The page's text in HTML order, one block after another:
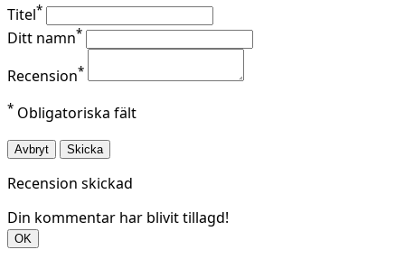
Titel*
Ditt namn*
Recension*
* Obligatoriska fält
Avbryt Skicka
Recension skickad
Din kommentar har blivit tillagd!
OK